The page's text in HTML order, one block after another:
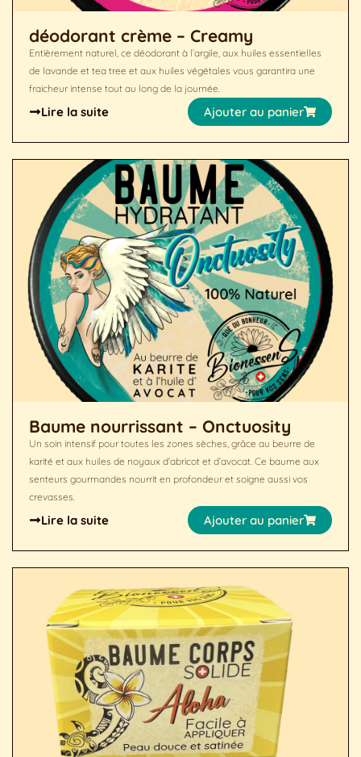
déodorant crème – Creamy
Entièrement naturel, ce déodorant à l’argile, aux huiles essentielles
de lavande et tea tree et aux huiles végétales vous garantira une
fraicheur intense tout au long de la journée.
Lire la suite Ajouter au panier
Baume nourrissant – Onctuosity
Un soin intensif pour toutes les zones sèches, grâce au beurre de
karité et aux huiles de noyaux d’abricot et d’avocat. Ce baume aux
senteurs gourmandes nourrit en profondeur et soigne aussi vos
crevasses.
Lire la suite Ajouter au panier